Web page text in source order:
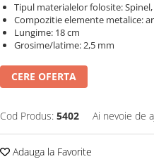
Tipul materialelor folosite:
Compozitie elemente metalice:
Lungime: 18 cm
Grosime/latime: 2,5 mm
CERE OFERTA
Cod Produs: 5402 Ai nevoie de
Adauga la Favorite